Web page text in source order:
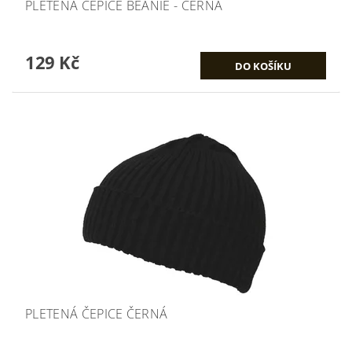
PLETENÁ ČEPICE BEANIE - ČERNÁ
129 Kč
PLETENÁ ČEPICE ČERNÁ